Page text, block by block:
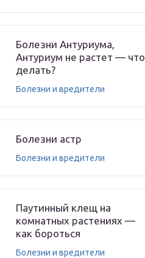
Болезни Антуриума,
Антуриум не растет — что
делать?
Болезни и вредители
Болезни астр
Болезни и вредители
Паутинный клещ на
комнатных растениях —
как бороться
Болезни и вредители